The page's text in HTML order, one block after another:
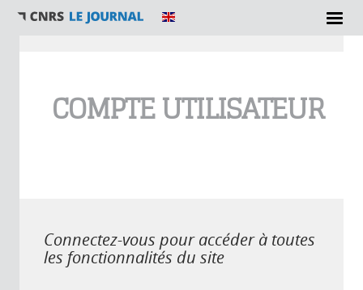
COMPTE UTILISATEUR
Connectez-vous pour accéder à toutes
les fonctionnalités du site